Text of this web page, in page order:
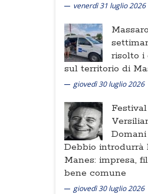
venerdì 31 luglio 2026
risolto i
sul territorio di
giovedì 30 luglio 2026
Debbio introdurrà
Manes: impresa,
bene comune
giovedì 30 luglio 2026